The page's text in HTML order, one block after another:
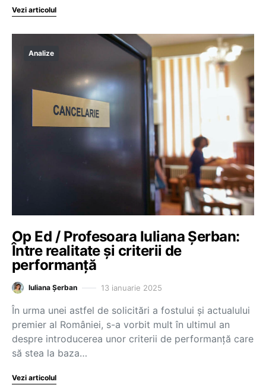
Vezi articolul
Analize
Op Ed / Profesoara Iuliana Șerban:
Între realitate și criterii de
performanță
Iuliana Șerban 13 ianuarie 2025
În urma unei astfel de solicitări a fostului și actualului
premier al României, s-a vorbit mult în ultimul an
despre introducerea unor criterii de performanță care
să stea la baza…
Vezi articolul